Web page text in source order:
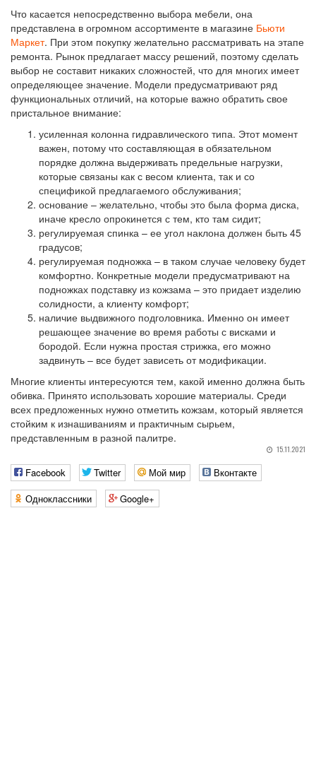
Что касается непосредственно выбора мебели, она
представлена в огромном ассортименте в магазине Бьюти
Маркет. При этом покупку желательно рассматривать на этапе
ремонта. Рынок предлагает массу решений, поэтому сделать
выбор не составит никаких сложностей, что для многих имеет
определяющее значение. Модели предусматривают ряд
функциональных отличий, на которые важно обратить свое
пристальное внимание:
усиленная колонна гидравлического типа. Этот момент
важен, потому что составляющая в обязательном
порядке должна выдерживать предельные нагрузки,
которые связаны как с весом клиента, так и со
спецификой предлагаемого обслуживания;
основание – желательно, чтобы это была форма диска,
иначе кресло опрокинется с тем, кто там сидит;
регулируемая спинка – ее угол наклона должен быть 45
градусов;
регулируемая подножка – в таком случае человеку будет
комфортно. Конкретные модели предусматривают на
подножках подставку из кожзама – это придает изделию
солидности, а клиенту комфорт;
наличие выдвижного подголовника. Именно он имеет
решающее значение во время работы с висками и
бородой. Если нужна простая стрижка, его можно
задвинуть – все будет зависеть от модификации.
Многие клиенты интересуются тем, какой именно должна быть
обивка. Принято использовать хорошие материалы. Среди
всех предложенных нужно отметить кожзам, который является
стойким к изнашиваниям и практичным сырьем,
представленным в разной палитре.
15.11.2021
Facebook Twitter Мой мир
Вконтакте
Одноклассники
Google+